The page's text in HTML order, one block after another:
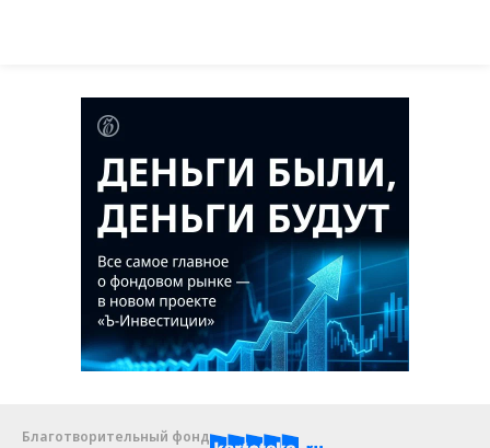
Благотворительный фонд